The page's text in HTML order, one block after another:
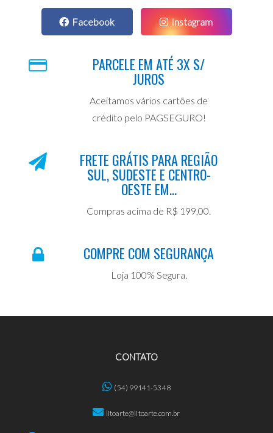
Facebook Instagram
PARCELE EM ATÉ 3X S/
JUROS
Aceitamos vários cartões de
crédito pelo PAGSEGURO!
FRETE GRÁTIS PARA REGIÃO
SUL, SUDESTE E CENTRO-
OESTE EM...
Compras acima de R$ 199,00.
COMPRE COM SEGURANÇA
Loja 100% Segura.
CONTATO
(54) 99141-5348
litoarte@litoarte.com.br